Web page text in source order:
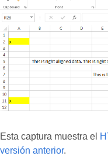
Esta captura muestra el
versión anterior.